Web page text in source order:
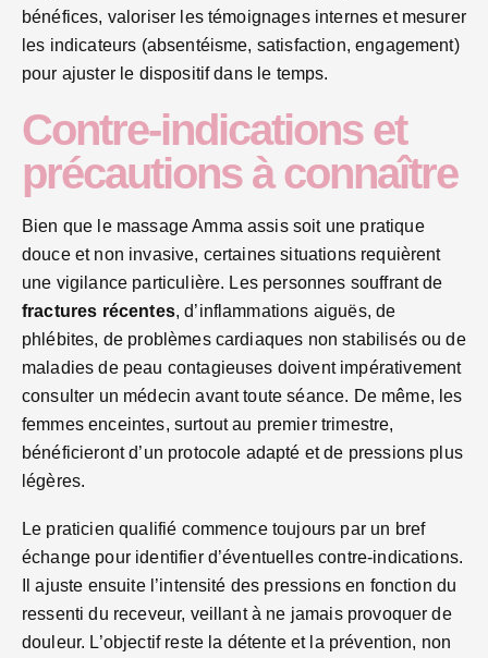
bénéfices, valoriser les témoignages internes et mesurer
les indicateurs (absentéisme, satisfaction, engagement)
pour ajuster le dispositif dans le temps.
Contre-indications et
précautions à connaître
Bien que le massage Amma assis soit une pratique
douce et non invasive, certaines situations requièrent
une vigilance particulière. Les personnes souffrant de
fractures récentes, d’inflammations aiguës, de
phlébites, de problèmes cardiaques non stabilisés ou de
maladies de peau contagieuses doivent impérativement
consulter un médecin avant toute séance. De même, les
femmes enceintes, surtout au premier trimestre,
bénéficieront d’un protocole adapté et de pressions plus
légères.
Le praticien qualifié commence toujours par un bref
échange pour identifier d’éventuelles contre-indications.
Il ajuste ensuite l’intensité des pressions en fonction du
ressenti du receveur, veillant à ne jamais provoquer de
douleur. L’objectif reste la détente et la prévention, non